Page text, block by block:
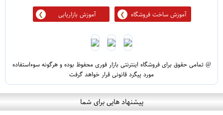
آموزش ساخت فروشگاه آموزش بازاریابی
@ تمامی حقوق برای فروشگاه اینترنتی بازار فوری محفوظ بوده و هرگونه سوءاستفاده
مورد پیگرد قانونی قرار خواهد گرفت
پیشنهاد هایی برای شما